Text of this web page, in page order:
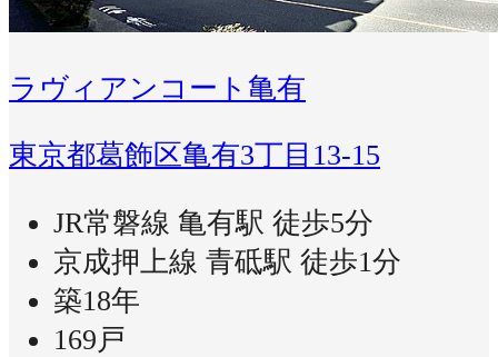
ラヴィアンコート亀有
東京都葛飾区亀有3丁目13-15
JR常磐線 亀有駅 徒歩5分
京成押上線 青砥駅 徒歩1分
築18年
169戸